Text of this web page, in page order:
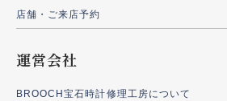
店舗・ご来店予約
運営会社
BROOCH宝石時計修理工房について